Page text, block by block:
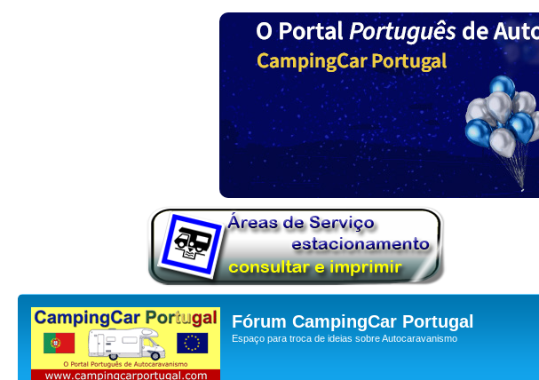
Fórum CampingCar Portugal
Espaço para troca de ideias sobre Autocaravanismo